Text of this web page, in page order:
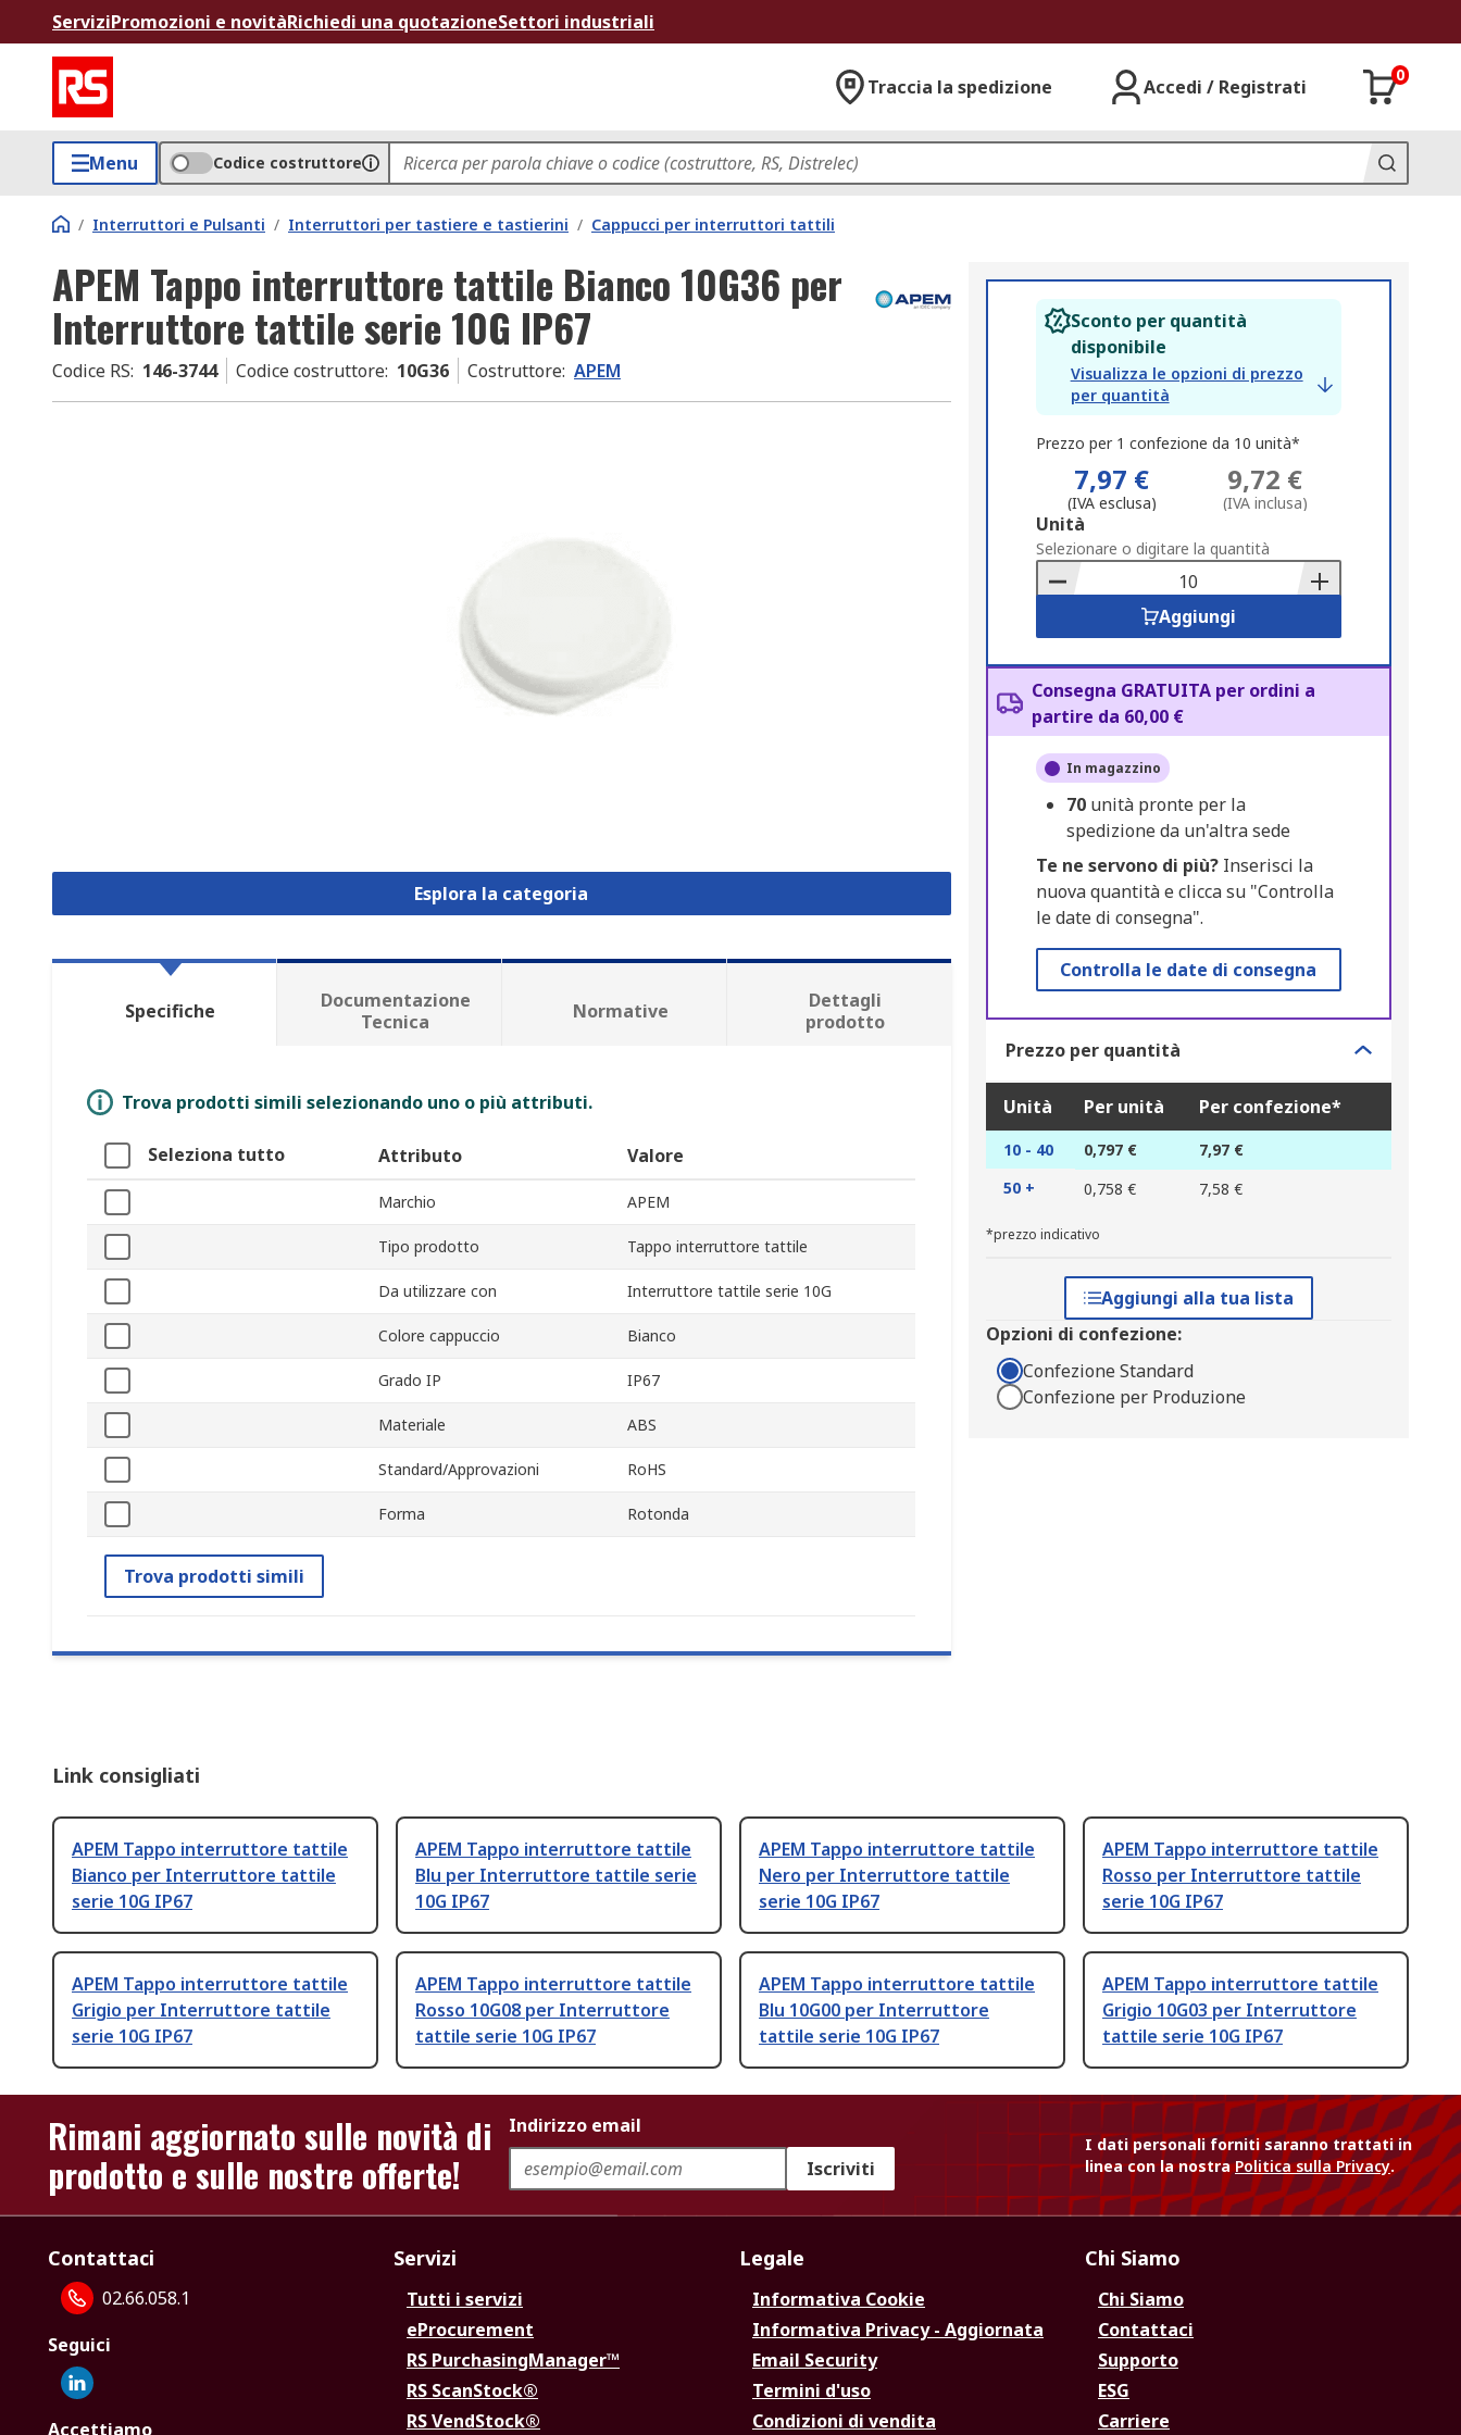
ServiziPromozioni e novitàRichiedi una quotazioneSettori industriali
Traccia la spedizione Accedi / Registrati
0
Menu Codice costruttore
/ Interruttori e Pulsanti / Interruttori per tastiere e tastierini / Cappucci per interruttori tattili
APEM Tappo interruttore tattile Bianco 10G36 per
Interruttore tattile serie 10G IP67
Codice RS: 146-3744 Codice costruttore: 10G36 Costruttore: APEM
Esplora la categoria
Sconto per quantità
disponibile
Visualizza le opzioni di prezzo
per quantità
Prezzo per 1 confezione da 10 unità*
7,97 €
(IVA esclusa)
9,72 €
(IVA inclusa)
Add
to
Basket
Unità
Selezionare o digitare la quantità
Aggiungi
Consegna GRATUITA per ordini a
partire da 60,00 €
In magazzino
70 unità pronte per la
spedizione da un'altra sede
Te ne servono di più?Inserisci la
nuova quantità e clicca su "Controlla
le date di consegna".
Controlla le date di consegna
Prezzo per quantità
Unità Per unità Per confezione*
10 - 40 0,797 €
7,97 €
50 +
0,758 € 7,58 €
*prezzo indicativo
Aggiungi alla tua lista
Opzioni di confezione:
Confezione Standard
Confezione per Produzione
Specifiche
Documentazione
Tecnica
Normative
Dettagli
prodotto
Trova prodotti simili selezionando uno o più attributi.
Seleziona tutto Attributo Valore
Marchio APEM
Tipo prodotto Tappo interruttore tattile
Da utilizzare con Interruttore tattile serie 10G
Colore cappuccio Bianco
Grado IP IP67
Materiale ABS
Standard/Approvazioni RoHS
Forma Rotonda
Trova prodotti simili
Link consigliati
APEM Tappo interruttore tattile
Bianco per Interruttore tattile
serie 10G IP67
APEM Tappo interruttore tattile
Blu per Interruttore tattile serie
10G IP67
APEM Tappo interruttore tattile
Nero per Interruttore tattile
serie 10G IP67
APEM Tappo interruttore tattile
Rosso per Interruttore tattile
serie 10G IP67
APEM Tappo interruttore tattile
Grigio per Interruttore tattile
serie 10G IP67
APEM Tappo interruttore tattile
Rosso 10G08 per Interruttore
tattile serie 10G IP67
APEM Tappo interruttore tattile
Blu 10G00 per Interruttore
tattile serie 10G IP67
APEM Tappo interruttore tattile
Grigio 10G03 per Interruttore
tattile serie 10G IP67
Rimani aggiornato sulle novità di
prodotto e sulle nostre offerte!
Indirizzo email
Iscriviti
I dati personali forniti saranno trattati in
linea con la nostraPolitica sulla Privacy.
Contattaci
02.66.058.1
Seguici
Accettiamo
Servizi
Tutti i servizi
eProcurement
RS PurchasingManager™
RS ScanStock®
RS VendStock®
Legale
Informativa Cookie
Informativa Privacy - Aggiornata
Email Security
Termini d'uso
Condizioni di vendita
Chi Siamo
Chi Siamo
Contattaci
Supporto
ESG
Carriere